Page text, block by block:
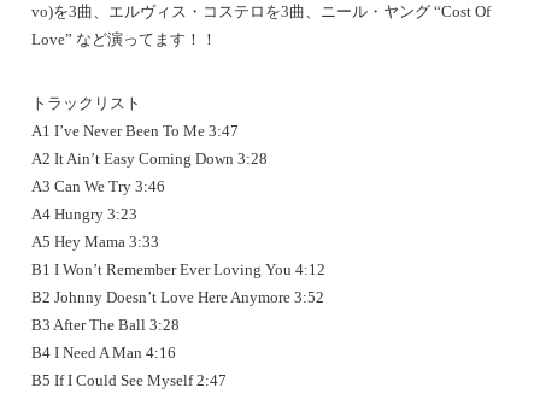
vo)を3曲、エルヴィス・コステロを3曲、ニール・ヤング “Cost Of
Love” など演ってます！！
トラックリスト
A1 I’ve Never Been To Me 3:47
A2 It Ain’t Easy Coming Down 3:28
A3 Can We Try 3:46
A4 Hungry 3:23
A5 Hey Mama 3:33
B1 I Won’t Remember Ever Loving You 4:12
B2 Johnny Doesn’t Love Here Anymore 3:52
B3 After The Ball 3:28
B4 I Need A Man 4:16
B5 If I Could See Myself 2:47